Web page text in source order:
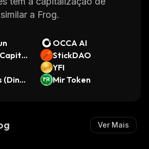
a Frog.
OCCA AI
StickDAO
YFI
(Dinar
Mir Token
Ver Mais